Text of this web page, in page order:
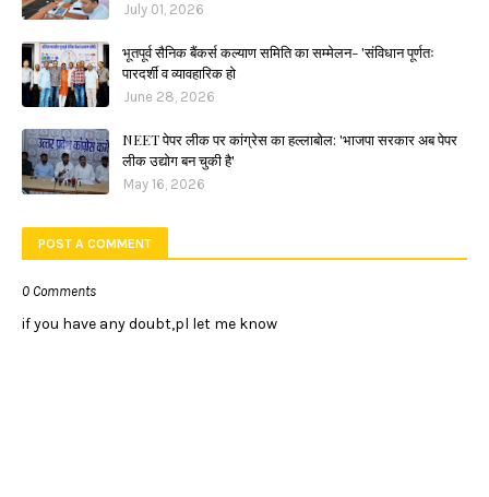
July 01, 2026
भूतपूर्व सैनिक बैंकर्स कल्याण समिति का सम्मेलन- 'संविधान पूर्णतः
पारदर्शी व व्यावहारिक हो
June 28, 2026
NEET पेपर लीक पर कांग्रेस का हल्लाबोल: 'भाजपा सरकार अब पेपर
लीक उद्योग बन चुकी है'
May 16, 2026
POST A COMMENT
0 Comments
if you have any doubt,pl let me know